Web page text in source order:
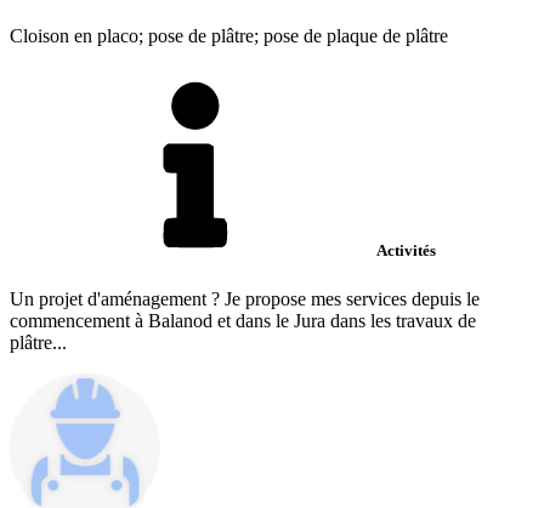
Cloison en placo; pose de plâtre; pose de plaque de plâtre
Activités
Un projet d'aménagement ? Je propose mes services depuis le
commencement à Balanod et dans le Jura dans les travaux de
plâtre...